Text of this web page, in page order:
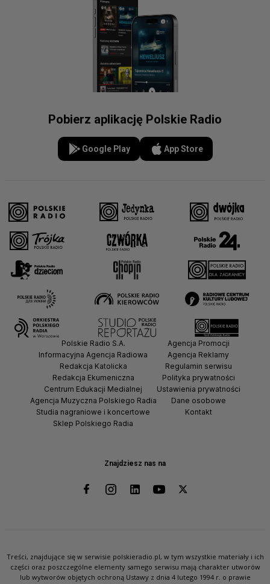
Pobierz aplikację Polskie Radio
Google Play App Store
Znajdziesz nas na
Polskie Radio S.A.
Informacyjna Agencja Radiowa
Redakcja Katolicka
Redakcja Ekumeniczna
Centrum Edukacji Medialnej
Agencja Muzyczna Polskiego Radia
Studia nagraniowe i koncertowe
Sklep Polskiego Radia
Agencja Promocji
Agencja Reklamy
Regulamin serwisu
Polityka prywatności
Ustawienia prywatności
Dane osobowe
Kontakt
Treści, znajdujące się w serwisie polskieradio.pl, w tym wszystkie materiały i ich
części oraz poszczególne elementy samego serwisu mają charakter utworów
lub wytworów objętych ochroną Ustawy z dnia 4 lutego 1994 r. o prawie